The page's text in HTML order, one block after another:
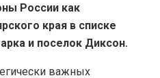
России как
края в списке
и поселок Диксон.
важных